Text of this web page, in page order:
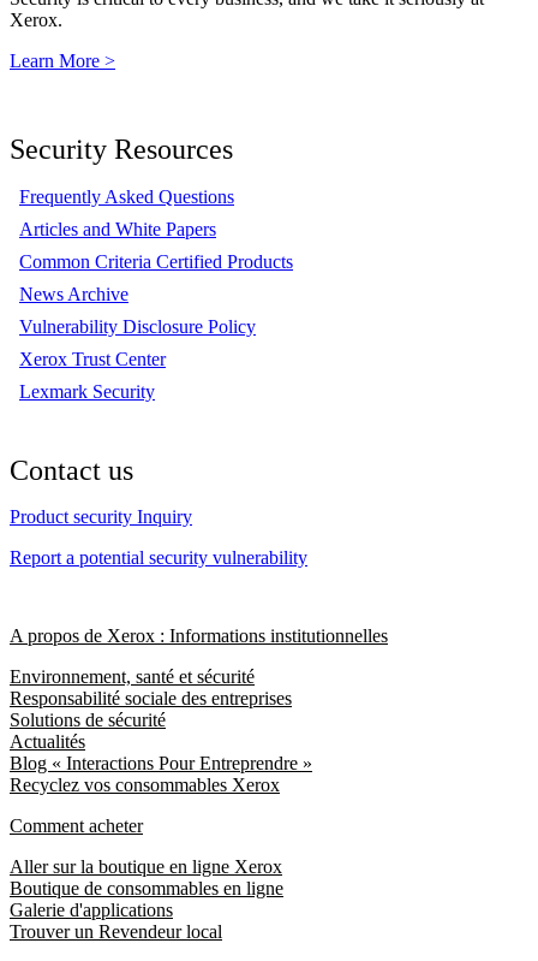
Xerox.
Learn More >
Security Resources
Frequently Asked Questions
Articles and White Papers
Common Criteria Certified Products
News Archive
Vulnerability Disclosure Policy
Xerox Trust Center
Lexmark Security
Contact us
Product security Inquiry
Report a potential security vulnerability
A propos de Xerox : Informations institutionnelles
Environnement, santé et sécurité
Responsabilité sociale des entreprises
Solutions de sécurité
Actualités
Blog « Interactions Pour Entreprendre »
Recyclez vos consommables Xerox
Comment acheter
Aller sur la boutique en ligne Xerox
Boutique de consommables en ligne
Galerie d'applications
Trouver un Revendeur local